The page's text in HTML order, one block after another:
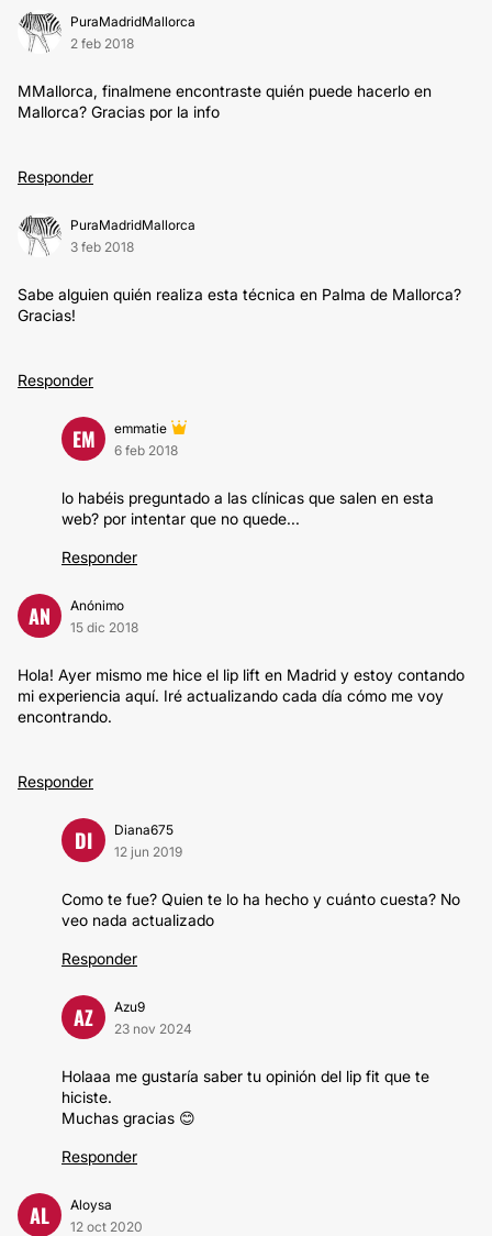
PuraMadridMallorca
2 feb 2018
MMallorca, finalmene encontraste quién puede hacerlo en
Mallorca? Gracias por la info
Responder
PuraMadridMallorca
3 feb 2018
Sabe alguien quién realiza esta técnica en Palma de Mallorca?
Gracias!
Responder
EM
emmatie
6 feb 2018
lo habéis preguntado a las clínicas que salen en esta
web? por intentar que no quede...
Responder
AN
Anónimo
15 dic 2018
Hola! Ayer mismo me hice el lip lift en Madrid y estoy contando
mi experiencia aquí. Iré actualizando cada día cómo me voy
encontrando.
Responder
DI
Diana675
12 jun 2019
Como te fue? Quien te lo ha hecho y cuánto cuesta? No
veo nada actualizado
Responder
AZ
Azu9
23 nov 2024
Holaaa me gustaría saber tu opinión del lip fit que te
hiciste.
Muchas gracias 😊
Responder
AL
Aloysa
12 oct 2020